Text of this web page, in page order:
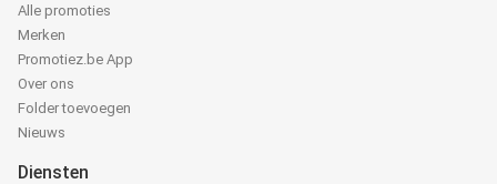
Alle promoties
Merken
Promotiez.be App
Over ons
Folder toevoegen
Nieuws
Diensten